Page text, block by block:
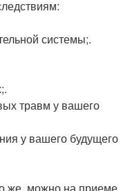
системы;.
травм у вашего
у вашего будущего